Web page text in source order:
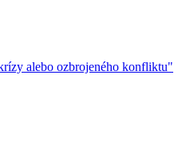
alebo ozbrojeného konfliktu"